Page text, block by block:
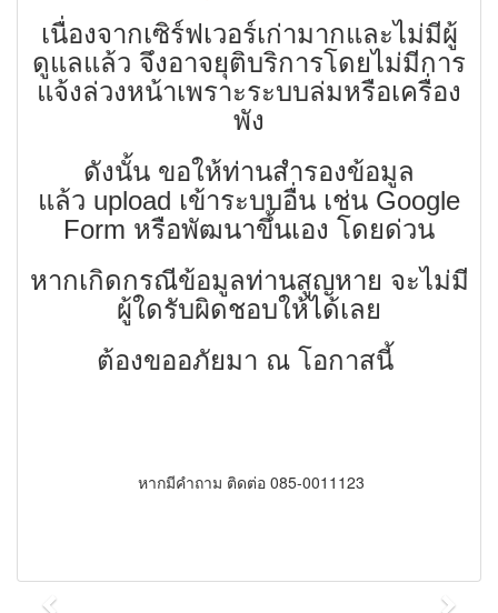
เนื่องจากเซิร์ฟเวอร์เก่ามากและไม่มีผู้
ดูแลแล้ว จึงอาจยุติบริการโดยไม่มีการ
แจ้งล่วงหน้าเพราะระบบล่มหรือเครื่อง
พัง
ดังนั้น ขอให้ท่านสำรองข้อมูล
แล้ว upload เข้าระบบอื่น เช่น Google
Form หรือพัฒนาขึ้นเอง โดยด่วน
หากเกิดกรณีข้อมูลท่านสูญหาย จะไม่มี
ผู้ใดรับผิดชอบให้ได้เลย
ต้องขออภัยมา ณ โอกาสนี้
หากมีคำถาม ติดต่อ 085-0011123